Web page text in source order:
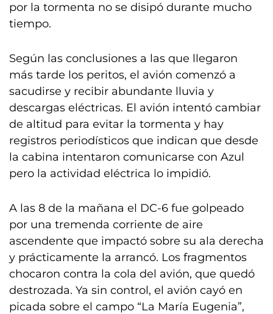
por la tormenta no se disipó durante mucho
tiempo.
Según las conclusiones a las que llegaron
más tarde los peritos, el avión comenzó a
sacudirse y recibir abundante lluvia y
descargas eléctricas. El avión intentó cambiar
de altitud para evitar la tormenta y hay
registros periodísticos que indican que desde
la cabina intentaron comunicarse con Azul
pero la actividad eléctrica lo impidió.
A las 8 de la mañana el DC-6 fue golpeado
por una tremenda corriente de aire
ascendente que impactó sobre su ala derecha
y prácticamente la arrancó. Los fragmentos
chocaron contra la cola del avión, que quedó
destrozada. Ya sin control, el avión cayó en
picada sobre el campo “La María Eugenia”,